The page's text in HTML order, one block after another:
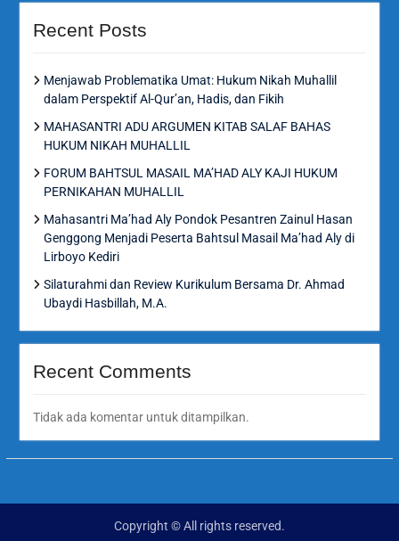
Recent Posts
Menjawab Problematika Umat: Hukum Nikah Muhallil
dalam Perspektif Al-Qur’an, Hadis, dan Fikih
MAHASANTRI ADU ARGUMEN KITAB SALAF BAHAS
HUKUM NIKAH MUHALLIL
FORUM BAHTSUL MASAIL MA’HAD ALY KAJI HUKUM
PERNIKAHAN MUHALLIL
Mahasantri Ma’had Aly Pondok Pesantren Zainul Hasan
Genggong Menjadi Peserta Bahtsul Masail Ma’had Aly di
Lirboyo Kediri
Silaturahmi dan Review Kurikulum Bersama Dr. Ahmad
Ubaydi Hasbillah, M.A.
Recent Comments
Tidak ada komentar untuk ditampilkan.
Copyright © All rights reserved.